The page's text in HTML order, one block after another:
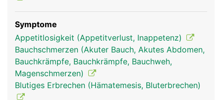
Symptome
Appetitlosigkeit (Appetitverlust, Inappetenz)
Bauchschmerzen (Akuter Bauch, Akutes Abdomen,
Bauchkrämpfe, Bauchkrämpfe, Bauchweh,
Magenschmerzen)
Blutiges Erbrechen (Hämatemesis, Bluterbrechen)